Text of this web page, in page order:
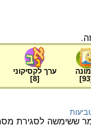
93
]
ערך לקסיקוני
[
8
]
ששימשה לסגירת